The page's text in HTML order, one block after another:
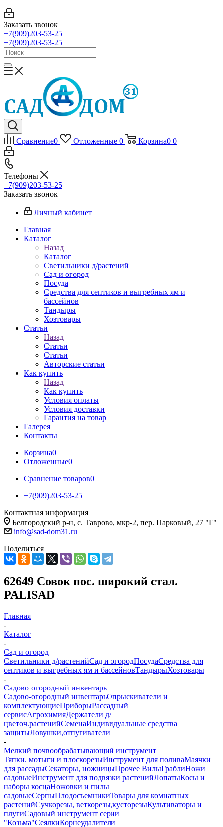
Заказать звонок
+7(909)203-53-25
+7(909)203-53-25
Сравнение0 Отложенные 0 Корзина0 0
Телефоны
+7(909)203-53-25
Заказать звонок
Личный кабинет
Главная
Каталог
Назад
Каталог
Светильники д/растений
Сад и огород
Посуда
Средства для септиков и выгребных ям и
бассейнов
Тандыры
Хозтовары
Статьи
Назад
Статьи
Статьи
Авторские статьи
Как купить
Назад
Как купить
Условия оплаты
Условия доставки
Гарантия на товар
Галерея
Контакты
Корзина0
Отложенные0
Сравнение товаров0
+7(909)203-53-25
Контактная информация
Белгородский р-н, с. Таврово, мкр-2, пер. Парковый, 27 "Г"
info@sad-dom31.ru
Поделиться
62649 Совок пос. широкий стал.
PALISAD
Главная
-
Каталог
-
Сад и огород
Светильники д/растенийСад и огородПосудаСредства для
септиков и выгребных ям и бассейновТандырыХозтовары
-
Садово-огородный инвентарь
Садово-огородный инвентарьОпрыскиватели и
комплектующиеПриборыРассадный
сервисАгрохимияДержатели д/
цветоч.растенийСеменаИндивидуальные средства
защитыЛовушки,отпугиватели
-
Мелкий почвообрабатывающий инструмент
Тяпки. мотыги и плоскорезыИнструмент для поливаМаячки
для рассадыСекаторы, ножницыПрочее ВилыГраблиНожи
садовыеИнструмент для подвязки растенийЛопатыКосы и
наборы косцаНожовки и пилы
садовыеСерпыПлодосъемникиТовары для комнатных
растенийСучкорезы, веткорезы,кусторезыКультиваторы и
плугиСадовый инструмент серии
"Козьма"СеялкиКорнеудалители